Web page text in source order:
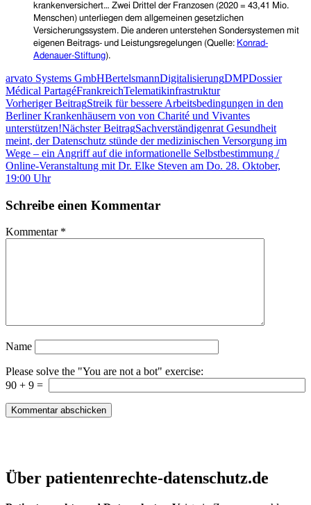
krankenversichert… Zwei Drittel der Franzosen (2020 = 43,41 Mio.
Menschen) unterliegen dem allgemeinen gesetzlichen
Versicherungssystem. Die anderen unterstehen Sondersystemen mit
eigenen Beitrags- und Leistungsregelungen (Quelle: Konrad-
Adenauer-Stiftung).
arvato Systems GmbHBertelsmannDigitalisierungDMPDossier
Médical PartagéFrankreichTelematikinfrastruktur
Beitragsnavigation
Vorheriger BeitragStreik für bessere Arbeitsbedingungen in den
Berliner Krankenhäusern von von Charité und Vivantes
unterstützen!Nächster BeitragSachverständigenrat Gesundheit
meint, der Datenschutz stünde der medizinischen Versorgung im
Wege – ein Angriff auf die informationelle Selbstbestimmung /
Online-Veranstaltung mit Dr. Elke Steven am Do. 28. Oktober,
19:00 Uhr
Schreibe einen Kommentar
Kommentar *
Name
Please solve the "You are not a bot" exercise:
90 + 9 =
Patientenrechte und Datenschutz e.V.
Über patientenrechte-datenschutz.de